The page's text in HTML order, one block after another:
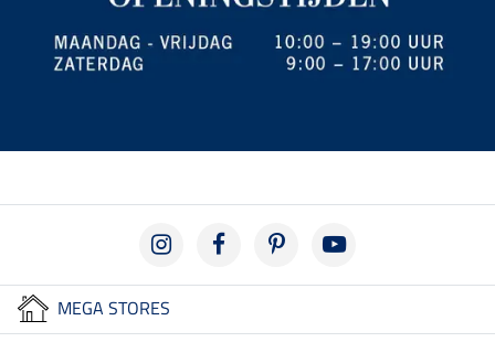
MEGA STORES